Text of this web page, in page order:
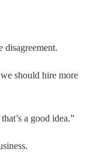
disagreement.
should hire more
a good idea.”